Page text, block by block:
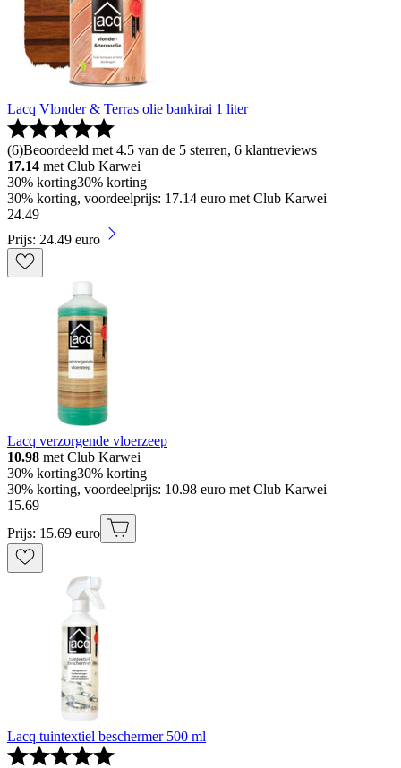
Lacq Vlonder & Terras olie bankirai 1 liter
(6)Beoordeeld met 4.5 van de 5 sterren, 6 klantreviews
17.14 met Club Karwei
30% korting30% korting
30% korting, voordeelprijs: 17.14 euro met Club Karwei
24.49
Prijs: 24.49 euro
Lacq verzorgende vloerzeep
10.98 met Club Karwei
30% korting30% korting
30% korting, voordeelprijs: 10.98 euro met Club Karwei
15.69
Prijs: 15.69 euro
Lacq tuintextiel beschermer 500 ml